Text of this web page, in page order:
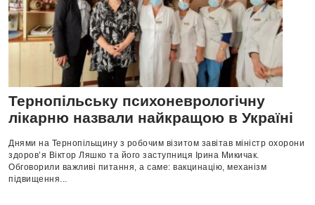
Тернопільську психоневрологічну
лікарню назвали найкращою в Україні
Днями на Тернопільщину з робочим візитом завітав міністр охорони
здоров’я Віктор Ляшко та його заступниця Ірина Микичак.
Обговорили важливі питання, а саме: вакцинацію, механізм
підвищення...